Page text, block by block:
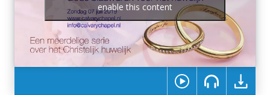
enable this content